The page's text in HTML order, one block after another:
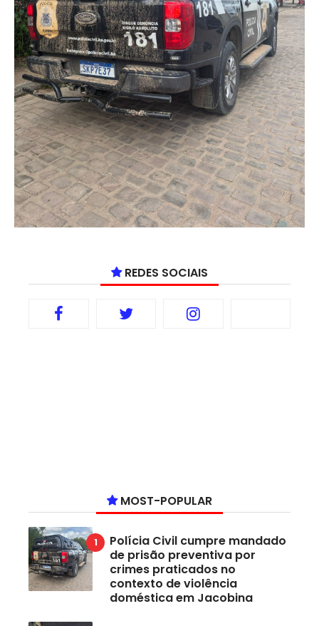
REDES SOCIAIS
MOST-POPULAR
Polícia Civil cumpre mandado
de prisão preventiva por
crimes praticados no
contexto de violência
doméstica em Jacobina